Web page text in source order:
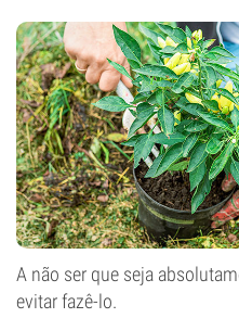
A não ser que seja
evitar fazê-lo.